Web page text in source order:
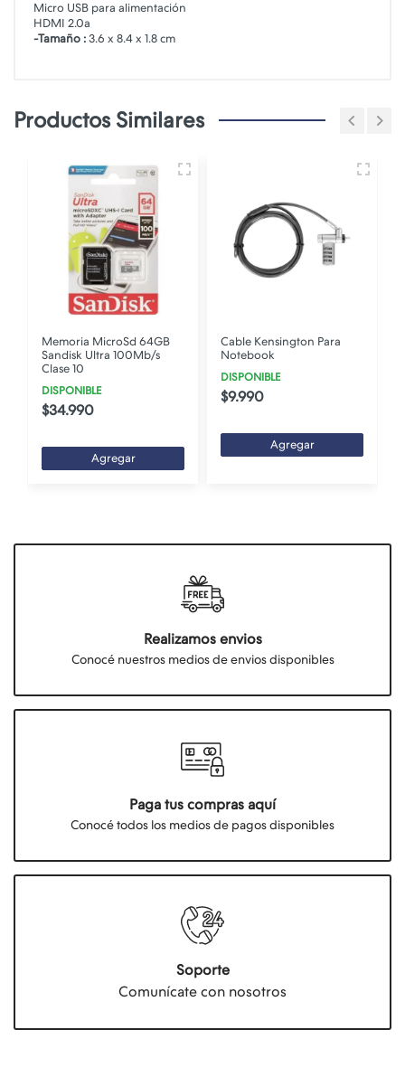
Micro USB para alimentación
HDMI 2.0a
-Tamaño : 3.6 x 8.4 x 1.8 cm
Productos Similares
Memoria MicroSd 64GB
Sandisk Ultra 100Mb/s
Clase 10
DISPONIBLE
$34.990
Agregar
Cable Kensington Para
Notebook
DISPONIBLE
$9.990
Agregar
Realizamos envios
Conocé nuestros medios de envios disponibles
Paga tus compras aquí
Conocé todos los medios de pagos disponibles
Soporte
Comunícate con nosotros